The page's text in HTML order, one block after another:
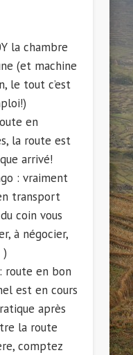
la chambre
(et machine
le tout c’est
en
la route est
arrivé!
: vraiment
transport
coin vous
à négocier,
route en bon
est en cours
après
la route
comptez